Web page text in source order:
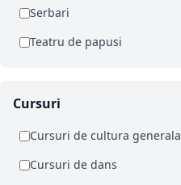
Serbari
Teatru de papusi
Cursuri
Cursuri de cultura generala
Cursuri de dans